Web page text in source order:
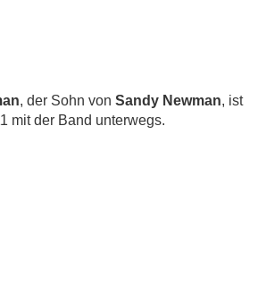
, der Sohn von Sandy Newman, ist
mit der Band unterwegs.